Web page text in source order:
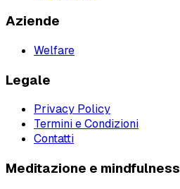
Aziende
Welfare
Legale
Privacy Policy
Termini e Condizioni
Contatti
Meditazione e mindfulness